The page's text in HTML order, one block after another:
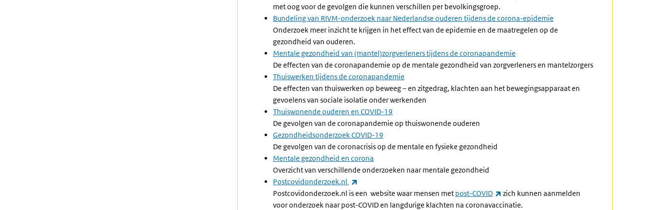
met oog voor de gevolgen die kunnen verschillen per bevolkingsgroep.
Bundeling van RIVM-onderzoek naar Nederlandse ouderen tijdens de corona-epidemie
Onderzoek meer inzicht te krijgen in het effect van de epidemie en de maatregelen op de
gezondheid van ouderen.
Mentale gezondheid van (mantel)zorgverleners tijdens de coronapandemie
De effecten van de coronapandemie op de mentale gezondheid van zorgverleners en mantelzorgers
Thuiswerken tijdens de coronapandemie
De effecten van thuiswerken op beweeg – en zitgedrag, klachten aan het bewegingsapparaat en
gevoelens van sociale isolatie onder werkenden
Thuiswonende ouderen en COVID-19
De gevolgen van de coronapandemie op thuiswonende ouderen
Gezondheidsonderzoek COVID-19
De gevolgen van de coronacrisis op de mentale en fysieke gezondheid
Mentale gezondheid en corona
Overzicht van verschillende onderzoeken naar mentale gezondheid
Postcovidonderzoek.nl
Postcovidonderzoek.nl is een website waar mensen met post-COVID (externe link)
zich kunnen aanmelden
voor onderzoek naar post-COVID en langdurige klachten na coronavaccinatie.